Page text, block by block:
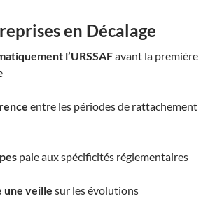
en Décalage
l’URSSAFavant la première
entre les périodes de rattachement
paie aux spécificités réglementaires
une veille sur les évolutions